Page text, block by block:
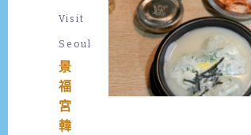
之
旅
燒
肉
、
炸
Visit
Seoul
景
福
宮
韓